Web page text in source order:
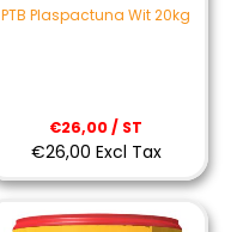
PTB Plaspactuna Wit 20kg
€26,00 / ST
€26,00 Excl Tax